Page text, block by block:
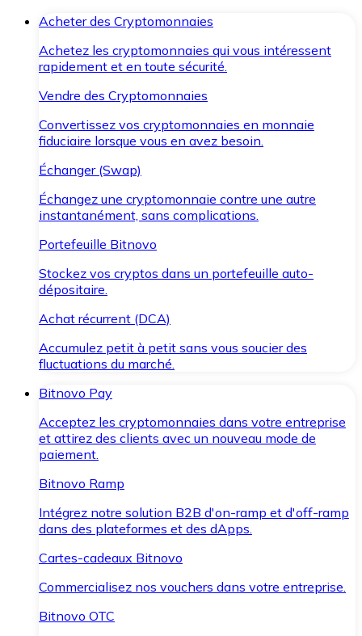
Acheter des Cryptomonnaies
Achetez les cryptomonnaies qui vous intéressent
rapidement et en toute sécurité.
Vendre des Cryptomonnaies
Convertissez vos cryptomonnaies en monnaie
fiduciaire lorsque vous en avez besoin.
Échanger (Swap)
Échangez une cryptomonnaie contre une autre
instantanément, sans complications.
Portefeuille Bitnovo
Stockez vos cryptos dans un portefeuille auto-
dépositaire.
Achat récurrent (DCA)
Accumulez petit à petit sans vous soucier des
fluctuations du marché.
Bitnovo Pay
Acceptez les cryptomonnaies dans votre entreprise
et attirez des clients avec un nouveau mode de
paiement.
Bitnovo Ramp
Intégrez notre solution B2B d'on-ramp et d'off-ramp
dans des plateformes et des dApps.
Cartes-cadeaux Bitnovo
Commercialisez nos vouchers dans votre entreprise.
Bitnovo OTC